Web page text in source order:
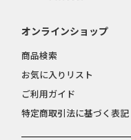
オンラインショップ
商品検索
お気に入りリスト
ご利用ガイド
特定商取引法に基づく表記